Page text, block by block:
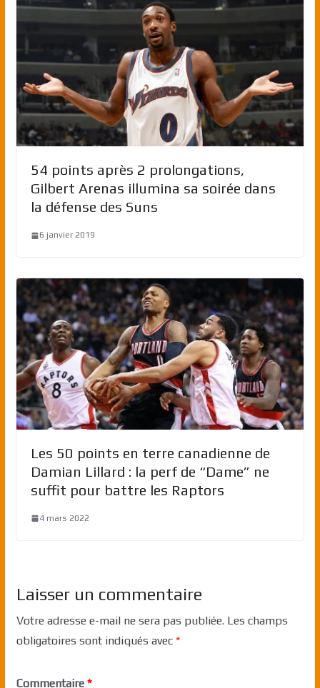
54 points après 2 prolongations,
Gilbert Arenas illumina sa soirée dans
la défense des Suns
6 janvier 2019
Les 50 points en terre canadienne de
Damian Lillard : la perf de “Dame” ne
suffit pour battre les Raptors
4 mars 2022
Laisser un commentaire
Votre adresse e-mail ne sera pas publiée. Les champs
obligatoires sont indiqués avec *
Commentaire *